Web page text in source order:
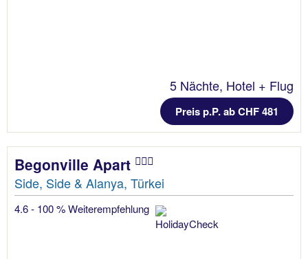
5 Nächte, Hotel + Flug
Preis p.P. ab CHF 481
Begonville Apart
Side, Side & Alanya, Türkei
4.6 - 100 % Weiterempfehlung